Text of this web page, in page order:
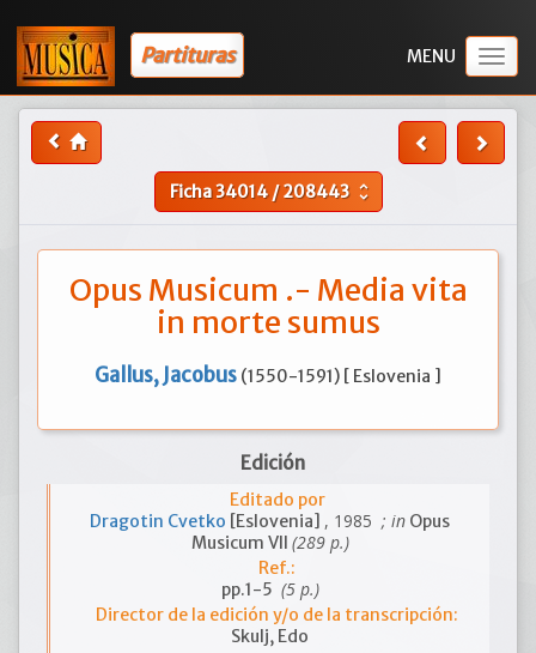
Partituras
Ficha34014/208443 unfold_more
Opus Musicum .- Media vita
in morte sumus
Gallus, Jacobus (1550-1591) [ Eslovenia ]
Edición
Editado por
Dragotin Cvetko [Eslovenia] , 1985 ; in Opus
Musicum VII (289 p.)
Ref.:
pp.1-5 (5 p.)
Director de la edición y/o de la transcripción:
Skulj, Edo